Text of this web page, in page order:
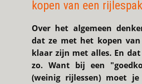
kopen van een
Over het algemeen
dat ze met het kopen
klaar zijn met alles. En
zo. Want bij een
(weinig rijlessen) moet